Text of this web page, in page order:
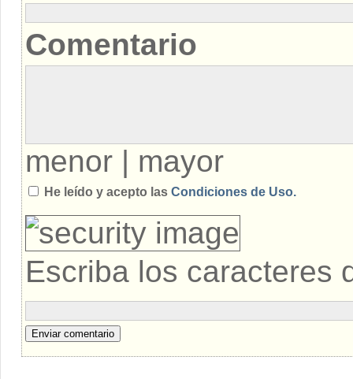
Comentario
menor | mayor
He leído y acepto las Condiciones de Uso.
Escriba los caracteres
Enviar comentario